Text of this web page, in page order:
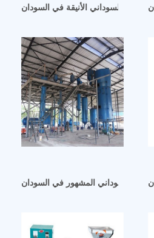
السوداني الأنيقة في السودان
السوداني المشهور في السودان